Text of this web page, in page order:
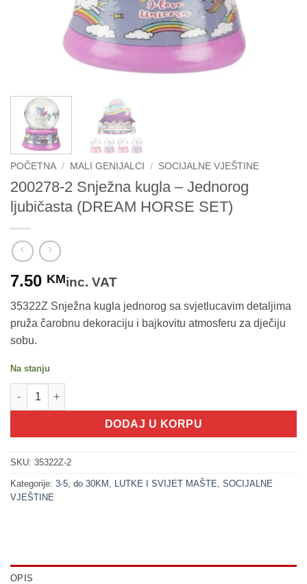
POČETNA / MALI GENIJALCI / SOCIJALNE VJEŠTINE
200278-2 Snježna kugla – Jednorog
ljubičasta (DREAM HORSE SET)
7.50 KMinc. VAT
35322Z Snježna kugla jednorog sa svjetlucavim detaljima
pruža čarobnu dekoraciju i bajkovitu atmosferu za dječiju
sobu.
Na stanju
200278-2 Snježna kugla - Jednorog ljubičasta (DREAM HORSE
DODAJ U KORPU
SKU: 35322Z-2
Kategorije: 3-5 do 30KM LUTKE I SVIJET MAŠTE SOCIJALNE
VJEŠTINE
OPIS